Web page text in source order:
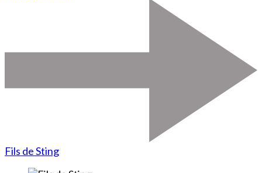
Fils de Sting